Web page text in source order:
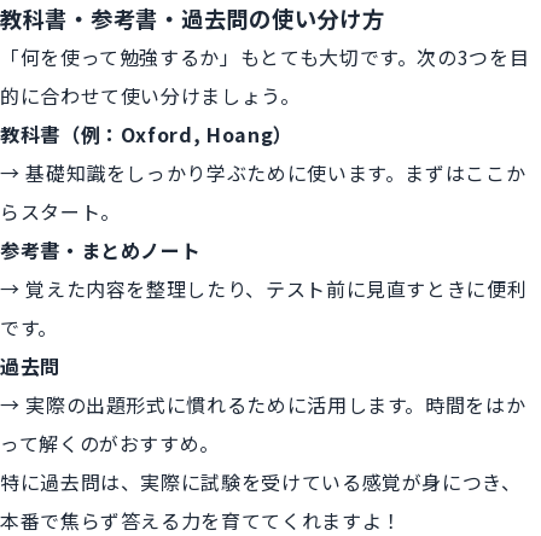
教科書・参考書・過去問の使い分け方
「何を使って勉強するか」もとても大切です。次の3つを目
的に合わせて使い分けましょう。
教科書（例：Oxford, Hoang）
→ 基礎知識をしっかり学ぶために使います。まずはここか
らスタート。
参考書・まとめノート
→ 覚えた内容を整理したり、テスト前に見直すときに便利
です。
過去問
→ 実際の出題形式に慣れるために活用します。時間をはか
って解くのがおすすめ。
特に過去問は、実際に試験を受けている感覚が身につき、
本番で焦らず答える力を育ててくれますよ！